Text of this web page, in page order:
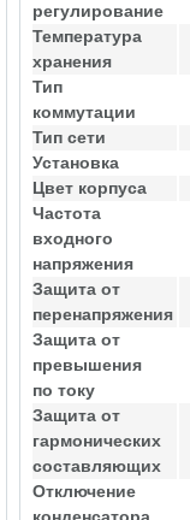
регулирование
Температура
хранения
Тип
коммутации
Тип сети
Установка
Цвет корпуса
Частота
входного
напряжения
Защита от
перенапряжения
Защита от
превышения
по току
Защита от
гармонических
составляющих
Отключение